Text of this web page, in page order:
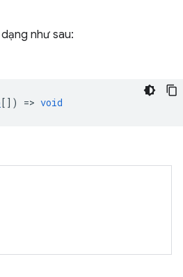
như sau:
[]) => void